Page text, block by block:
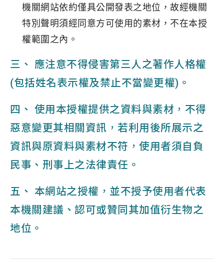
機關網站依約僅具公開發表之地位，故經機關
特別聲明須經同意方可使用的素材，不在本授
權範圍之內。
三、 應注意不得侵害第三人之著作人格權
(包括姓名表示權及禁止不當變更權)。
四、 使用本授權提供之資料與素材，不得
惡意變更其相關資訊，若利用後所展示之
資訊與原資料與素材不符，使用者須自負
民事、刑事上之法律責任。
五、 本網站之授權，並不授予使用者代表
本機關建議、認可或贊同其加值衍生物之
地位。